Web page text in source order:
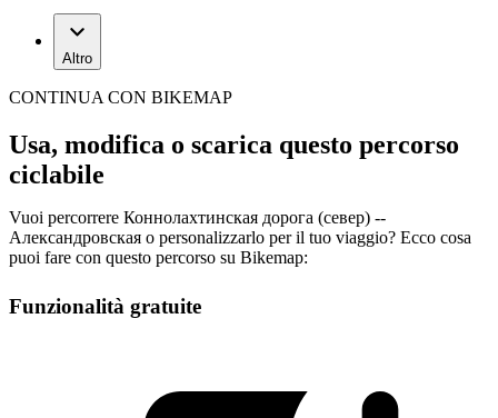
Altro
CONTINUA CON BIKEMAP
Usa, modifica o scarica questo percorso
ciclabile
Vuoi percorrere Коннолахтинская дорога (север) --
Александровская o personalizzarlo per il tuo viaggio? Ecco cosa
puoi fare con questo percorso su Bikemap:
Funzionalità gratuite